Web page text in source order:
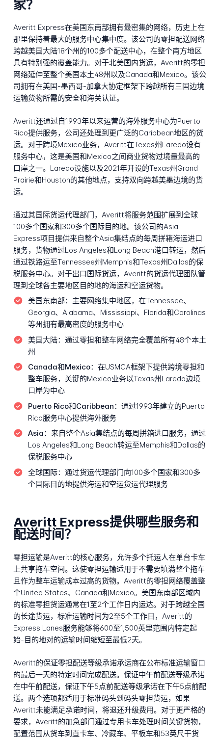
家？
Averitt Express在美国东南部拥有最密集的网络，历史上在
那里保持着最大的服务中心集中度。该公司的零担配送网络
跨越美国大陆18个州的100多个配送中心，在整个南方地区
具有特别强的覆盖能力。对于北美国内货运，Averitt的零担
网络延伸至整个美国本土48州以及Canada和Mexico。该公
司拥有在美国-墨西哥-加拿大协定框架下跨越所有三国边境
运输货物所需的安全和海关认证。
Averitt还通过自1993年以来运营的海外服务中心为Puerto
Rico提供服务，公司还处理到更广泛的Caribbean地区的货
运。对于跨境Mexico业务，Averitt在Texas州Laredo设有
服务中心，这是美国和Mexico之间商业货物过境量最高的
口岸之一。Laredo设施以及2021年开设的Texas州Grand
Prairie和Houston的其他地点，支持双向跨越美墨边境的货
运。
通过其国际货运代理部门，Averitt将服务范围扩展到全球
100多个国家和300多个国际目的地。该公司的Asia
Express项目提供来自整个Asia集结点的每周拼箱海运进口
服务，货物通过Los Angeles和Long Beach港口转运，然后
通过铁路运至Tennessee州Memphis和Texas州Dallas的保
税服务中心。对于出口国际货运，Averitt的货运代理团队管
理到全球各主要地区目的地的海运和空运货物。
美国东南部： 主要网络集中地区，在Tennessee、
Georgia、Alabama、Mississippi、Florida和Carolinas
等州拥有最高密度的服务中心
美国大陆： 通过零担和整车网络完全覆盖所有48个本土
州
Canada和Mexico： 在USMCA框架下提供跨境零担和
整车服务，关键的Mexico业务以Texas州Laredo边境
口岸为中心
Puerto Rico和Caribbean： 通过1993年建立的Puerto
Rico服务中心提供海外服务
Asia： 来自整个Asia集结点的每周拼箱进口服务，通过
Los Angeles和Long Beach转运至Memphis和Dallas的
保税服务中心
全球国际： 通过货运代理部门向100多个国家和300多
个国际目的地提供海运和空运货运代理服务
Averitt Express提供哪些服务和
配送时间？
零担运输是Averitt的核心服务，允许多个托运人在单台卡车
上共享拖车空间。这使零担运输适用于不需要填满整个拖车
且作为整车运输成本过高的货物。Averitt的零担网络覆盖整
个United States、Canada和Mexico。美国东南部区域内
的标准零担货运通常在1至2个工作日内运达。对于跨越全国
的长途货运，标准运输时间为2至5个工作日，Averitt的
Express Lanes服务能够将600至1,500英里范围内特定起
始-目的地对的运输时间缩短至最低2天。
Averitt的保证零担配送等级承诺承运商在公布标准运输窗口
的最后一天的特定时间完成配送。保证中午前配送等级承诺
在中午前配送，保证下午5点前配送等级承诺在下午5点前配
送。两个选项都适用于标准码头到码头零担货运，如果
Averitt未能满足承诺时间，将退还升级费用。对于更严格的
要求，Averitt的加急部门通过专用卡车处理时间关键货物，
配置范围从货车到直卡车、冷藏车、平板车和53英尺干货